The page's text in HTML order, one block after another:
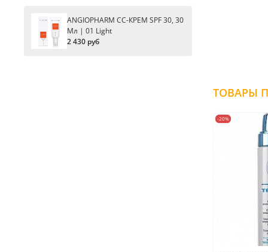
-20%
ANGIOPHARM CC-КРЕМ SPF 30, 30
Мл | 01 Light
2 430 руб